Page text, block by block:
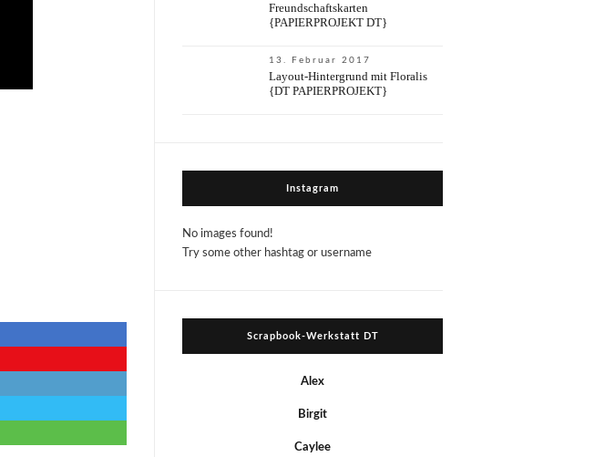
Freundschaftskarten
{PAPIERPROJEKT DT}
13. Februar 2017
Layout-Hintergrund mit Floralis
{DT PAPIERPROJEKT}
Instagram
No images found!
Try some other hashtag or username
Scrapbook-Werkstatt DT
Alex
Birgit
Caylee